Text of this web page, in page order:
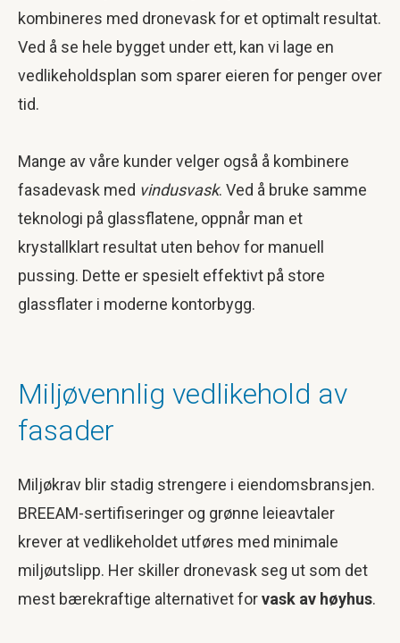
kombineres med dronevask for et optimalt resultat.
Ved å se hele bygget under ett, kan vi lage en
vedlikeholdsplan som sparer eieren for penger over
tid.
Mange av våre kunder velger også å kombinere
fasadevask med vindusvask. Ved å bruke samme
teknologi på glassflatene, oppnår man et
krystallklart resultat uten behov for manuell
pussing. Dette er spesielt effektivt på store
glassflater i moderne kontorbygg.
Miljøvennlig vedlikehold av
fasader
Miljøkrav blir stadig strengere i eiendomsbransjen.
BREEAM-sertifiseringer og grønne leieavtaler
krever at vedlikeholdet utføres med minimale
miljøutslipp. Her skiller dronevask seg ut som det
mest bærekraftige alternativet forvask av høyhus.